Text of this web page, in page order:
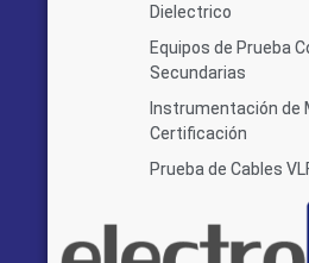
Dielectrico
Equipos de Prueba
Secundarias
Instrumentación de
Certificación
Prueba de Cables